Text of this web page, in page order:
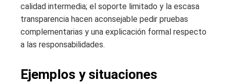
calidad intermedia; el soporte limitado y la escasa
transparencia hacen aconsejable pedir pruebas
complementarias y una explicación formal respecto
a las responsabilidades.
Ejemplos y situaciones